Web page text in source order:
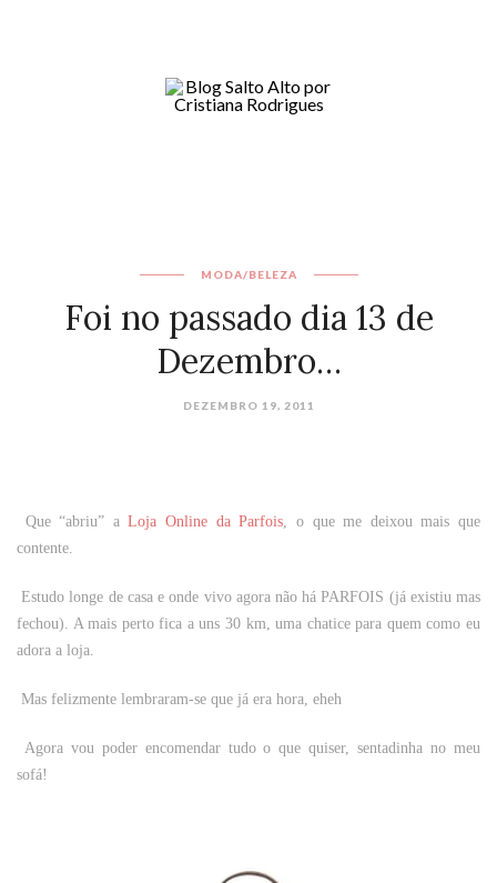
MODA/BELEZA
Foi no passado dia 13 de
Dezembro…
DEZEMBRO 19, 2011
Que “abriu” aLoja Online da Parfois, o que me deixou mais que
contente.
Estudo longe de casa e onde vivo agora não há PARFOIS (já existiu mas
fechou). A mais perto fica a uns 30 km, uma chatice para quem como eu
adora a loja.
Mas felizmente lembraram-se que já era hora, eheh
Agora vou poder encomendar tudo o que quiser, sentadinha no meu
sofá!